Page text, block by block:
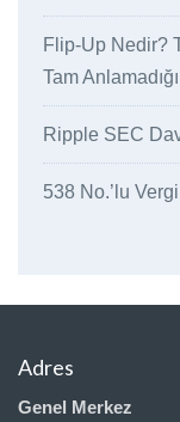
Flip-Up Nedir?
Tam
Ripple SEC
538 No.’lu
Adres
Genel Merkez